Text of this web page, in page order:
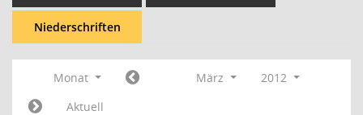
Niederschriften
Monat März
2012
Aktuell